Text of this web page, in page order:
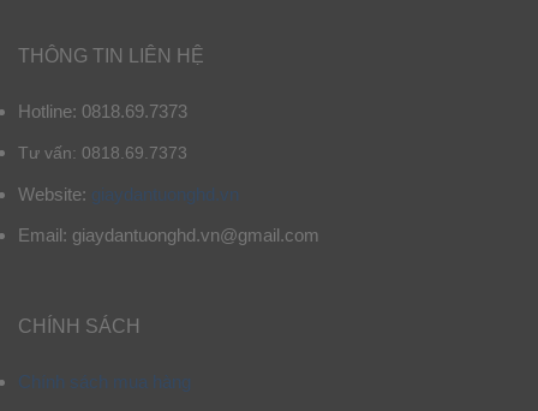
THÔNG TIN LIÊN HỆ
Hotline: 0818.69.7373
Tư vấn: 0818.69.7373
Website: giaydantuonghd.vn
Email: giaydantuonghd.vn@gmail.com
CHÍNH SÁCH
Chính sách mua hàng